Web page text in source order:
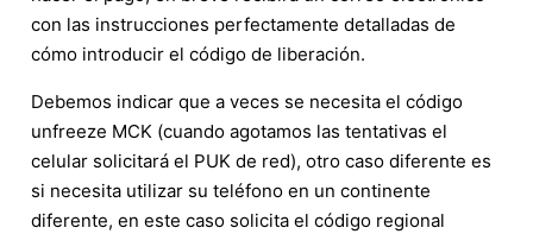
con las instrucciones perfectamente detalladas de
cómo introducir el código de liberación.
Debemos indicar que a veces se necesita el código
unfreeze MCK (cuando agotamos las tentativas el
celular solicitará el PUK de red), otro caso diferente es
si necesita utilizar su teléfono en un continente
diferente, en este caso solicita el código regional